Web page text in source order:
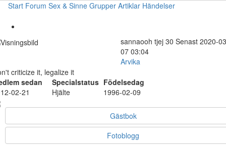
Start Forum Sex & Sinne Grupper Artiklar Händelser
sannaooh tjej 30 Senast 2020-
07 03:04
Arvika
criticize it, legalize it
sedan
Specialstatus Födelsedag
02-21
Hjälte 1996-02-09
Gästbok
Fotoblogg